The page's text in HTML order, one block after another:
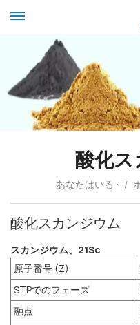
酸化
あなたはいる : /
酸化スカンジウム
スカンジウム、21Sc
原子番号 (Z)
STPでのフェーズ
融点